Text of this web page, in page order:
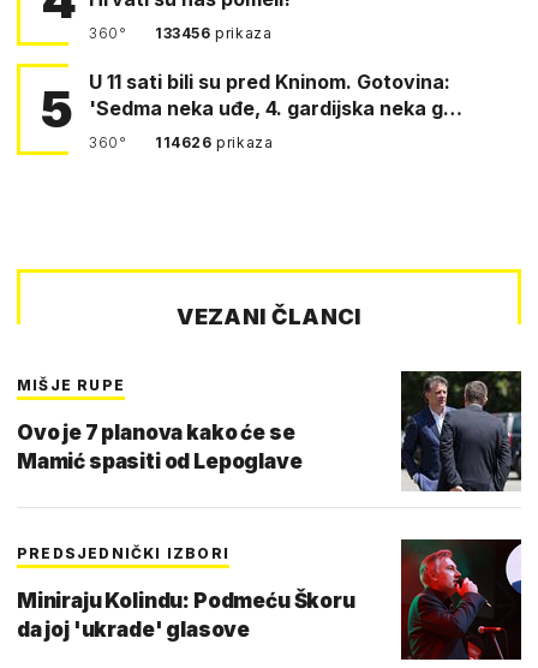
360° 133456prikaza
5
U 11 sati bili su pred Kninom. Gotovina:
'Sedma neka uđe, 4. gardijska neka g…
360° 114626prikaza
VEZANI ČLANCI
MIŠJE RUPE
Ovo je 7 planova kako će se
Mamić spasiti od Lepoglave
PREDSJEDNIČKI IZBORI
Miniraju Kolindu: Podmeću Škoru
da joj 'ukrade' glasove